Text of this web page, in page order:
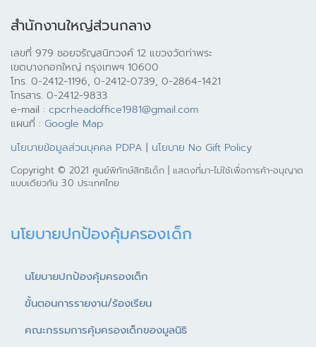
สำนักงานใหญ่ส่วนกลาง
เลขที่ 979 ซอยจรัญสนิทวงศ์ 12 แขวงวัดท่าพระ
เขตบางกอกใหญ่ กรุงเทพฯ 10600
โทร. 0-2412-1196, 0-2412-0739, 0-2864-1421
โทรสาร. 0-2412-9833
e-mail : cpcrheadoffice1981@gmail.com
แผนที่ : Google Map
นโยบายข้อมูลส่วนบุคคล PDPA | นโยบาย No Gift Policy
Copyright © 2021 ศูนย์พิทักษ์สิทธิเด็ก | แสดงที่มา-ไม่ใช้เพื่อการค้า-อนุญาต
แบบเดียวกัน 3.0 ประเทศไทย
นโยบายปกป้องคุ้มครองเด็ก
นโยบายปกป้องคุ้มครองเด็ก
ขั้นตอนการรายงาน/ร้องเรียน
คณะกรรมการคุ้มครองเด็กของมูลนิธิ